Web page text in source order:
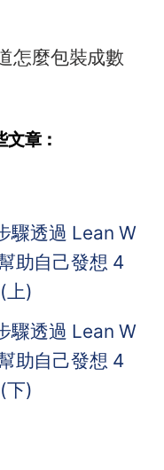
怎麼包裝成數
章：
驟透過 Lean W
助自己發想 4
上)
驟透過 Lean W
助自己發想 4
下)